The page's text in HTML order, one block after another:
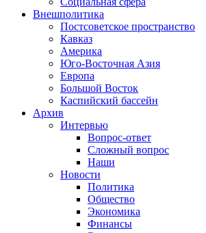
Внешполитика
Постсоветское пространство
Кавказ
Америка
Юго-Восточная Азия
Европа
Большой Восток
Каспийский бассейн
Архив
Интервью
Вопрос-ответ
Сложный вопрос
Наши
Новости
Политика
Общество
Экономика
Финансы